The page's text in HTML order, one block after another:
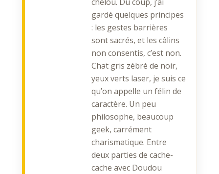
gardé quelques principes
: les gestes barrières
sont sacrés, et les câlins
non consentis, c’est non.
Chat gris zébré de noir,
yeux verts laser, je suis ce
qu’on appelle un félin de
caractère. Un peu
philosophe, beaucoup
geek, carrément
charismatique. Entre
deux parties de cache-
cache avec Doudou